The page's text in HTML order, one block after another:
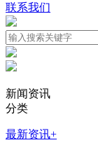
联系我们
新闻资讯
分类
最新资讯+